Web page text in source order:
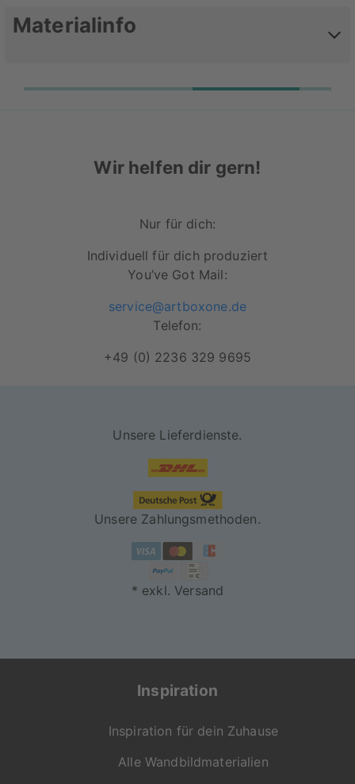
and shell
Materialinfo
Wir helfen dir gern!
Nur für dich:
Individuell für dich produziert
You’ve Got Mail:
service@artboxone.de
Telefon:
+49 (0) 2236 329 9695
Unsere Lieferdienste.
Unsere Zahlungsmethoden.
* exkl. Versand
Inspiration
Inspiration für dein Zuhause
Alle Wandbildmaterialien